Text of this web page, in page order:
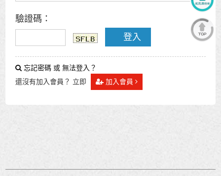
驗證碼：
登入
忘記密碼 或 無法登入？
還沒有加入會員？ 立即
加入會員